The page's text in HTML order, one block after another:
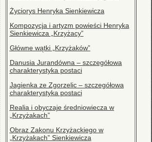
Życiorys Henryka Sienkiewicza
Kompozycja i artyzm powieści Henryka
Sienkiewicza „Krzyżacy”
Główne wątki „Krzyżaków”
Danusia Jurandówna – szczegółowa
charakterystyka postaci
Jagienka ze Zgorzelic – szczegółowa
charakterystyka postaci
Realia i obyczaje średniowiecza w
„Krzyżakach”
Obraz Zakonu Krzyżackiego w
„Krzyżakach” Sienkiewicza